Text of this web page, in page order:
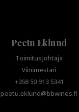
Peetu Eklund
Toimitusjohtaja
Viinimestari
+358 50 913 5341
peetu.eklund@bbwines.fi